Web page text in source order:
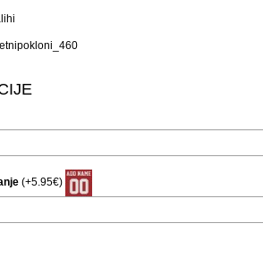
(+5.95€)